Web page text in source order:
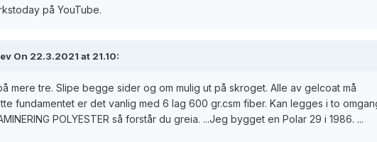
på YouTube.
On 22.3.2021 at 21.10:
mere tre. Slipe begge sider og om mulig ut på skroget. Alle av gelcoat må
fundamentet er det vanlig med 6 lag 600 gr.csm fiber. Kan legges i to
POLYESTER så forstår du greia. ...Jeg bygget en Polar 29 i 1986. ...